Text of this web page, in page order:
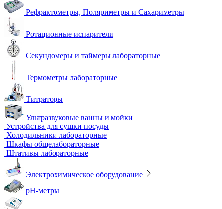
Рефрактометры, Поляриметры и Сахариметры
Ротационные испарители
Секундомеры и таймеры лабораторные
Термометры лабораторные
Титраторы
Ультразвуковые ванны и мойки
Устройства для сушки посуды
Шкафы общелабораторные
Штативы лабораторные